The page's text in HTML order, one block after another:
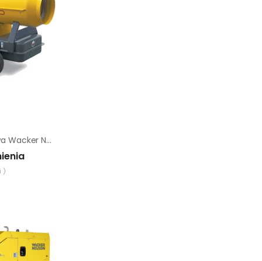
Nagrzewnica olejowa Wacker Neuson HI 60 D
)